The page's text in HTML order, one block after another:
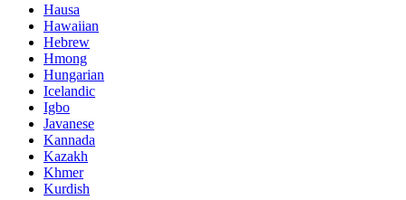
Hausa
Hawaiian
Hebrew
Hmong
Hungarian
Icelandic
Igbo
Javanese
Kannada
Kazakh
Khmer
Kurdish